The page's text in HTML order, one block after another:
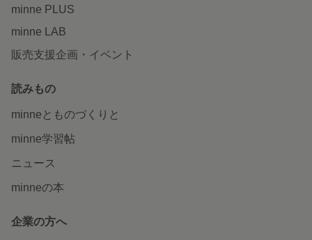
minne PLUS
minne LAB
販売支援企画・イベント
読みもの
minneとものづくりと
minne学習帖
ニュース
minneの本
企業の方へ